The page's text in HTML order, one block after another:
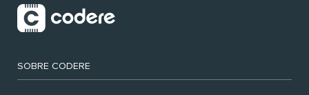
SOBRE CODERE